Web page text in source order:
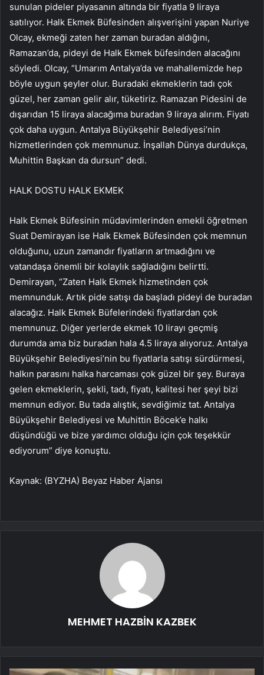
sunulan pideler piyasanın altında bir fiyatla 9 liraya
satılıyor. Halk Ekmek Büfesinden alışverişini yapan Nuriye
Olcay, ekmeği zaten her zaman buradan aldığını,
Ramazan’da, pideyi de Halk Ekmek büfesinden alacağını
söyledi. Olcay, “Umarım Antalya’da ve mahallemizde hep
böyle uygun şeyler olur. Buradaki ekmeklerin tadı çok
güzel, her zaman gelir alır, tüketiriz. Ramazan Pidesini de
dışarıdan 15 liraya alacağıma buradan 9 liraya alırım. Fiyatı
çok daha uygun. Antalya Büyükşehir Belediyesi’nin
hizmetlerinden çok memnunuz. İnşallah Dünya durdukça,
Muhittin Başkan da dursun” dedi.
HALK DOSTU HALK EKMEK
Halk Ekmek Büfesinin müdavimlerinden emekli öğretmen
Suat Demirayan ise Halk Ekmek Büfesinden çok memnun
olduğunu, uzun zamandır fiyatların artmadığını ve
vatandaşa önemli bir kolaylık sağladığını belirtti.
Demirayan, “Zaten Halk Ekmek hizmetinden çok
memnunduk. Artık pide satışı da başladı pideyi de buradan
alacağız. Halk Ekmek Büfelerindeki fiyatlardan çok
memnunuz. Diğer yerlerde ekmek 10 lirayı geçmiş
durumda ama biz buradan hala 4.5 liraya alıyoruz. Antalya
Büyükşehir Belediyesi’nin bu fiyatlarla satışı sürdürmesi,
halkın parasını halka harcaması çok güzel bir şey. Buraya
gelen ekmeklerin, şekli, tadı, fiyatı, kalitesi her şeyi bizi
memnun ediyor. Bu tada alıştık, sevdiğimiz tat. Antalya
Büyükşehir Belediyesi ve Muhittin Böcek’e halkı
düşündüğü ve bize yardımcı olduğu için çok teşekkür
ediyorum” diye konuştu.
Kaynak: (BYZHA) Beyaz Haber Ajansı
MEHMET HAZBİN KAZBEK